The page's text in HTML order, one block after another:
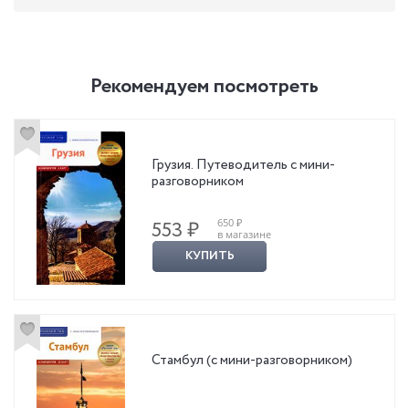
Рекомендуем посмотреть
Грузия. Путеводитель с мини-
разговорником
553 ₽
650 ₽
в магазине
КУПИТЬ
Стамбул (с мини-разговорником)